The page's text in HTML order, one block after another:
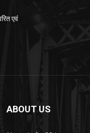
एवं
ABOUT US